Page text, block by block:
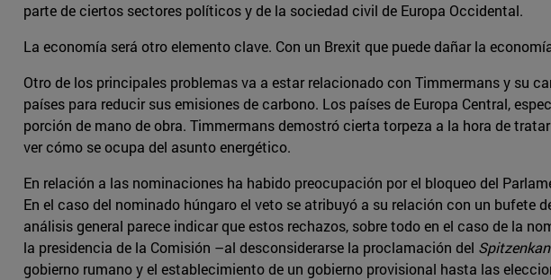
parte de ciertos sectores políticos y de la sociedad civil de Europa Occidental.
La economía será otro elemento clave. Con un Brexit que puede dañar la
Otro de los principales problemas va a estar relacionado con Timmermans y su
países para reducir sus emisiones de carbono. Los países de Europa Central,
porción de mano de obra. Timmermans demostró cierta torpeza a la hora de
ver cómo se ocupa del asunto energético.
En relación a las nominaciones ha habido preocupación por el bloqueo del
En el caso del nominado húngaro el veto se atribuyó a su relación con un bufete
análisis general parece indicar que estos rechazos, sobre todo en el caso de la
la presidencia de la Comisión –al desconsiderarse la proclamación del
gobierno rumano y el establecimiento de un gobierno provisional hasta las